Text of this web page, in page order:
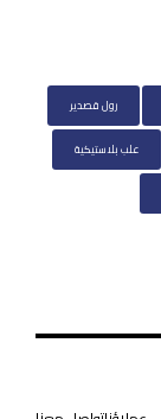
رول قصدير
علب بلاستيكية